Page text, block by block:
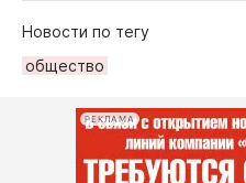
Новости по тегу
общество
РЕКЛАМА